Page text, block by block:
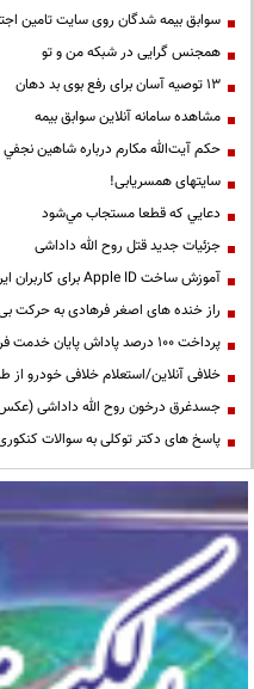
سوابق بیمه شدگان روی سایت تامین
همجنس گرایی در شبکه من و تو
13 توصیه آسان برای رفع بوی بد دهان
مشاهده سامانه آنلاين سوابق بیمه
حكم آيت‌الله مكارم درباره شاهين نجفي
سایتهای همسریابی!
دعايي كه قطعا مستجاب مي‌شود
جزئیات جدید قتل روح الله داداشی
آموزش ساخت Apple ID برای کاربران ایرانی
راز خنده های اصغر فرهادی به حرکت
پرداخت ۱۰۰ درصد پاداش پایان خدمت فرهنگیان
خلافی آنلاین/استعلام خلافی خودرو از
جسدغرق درخون روح الله داداشی
پاسخ های دکتر توکلی به سوالات